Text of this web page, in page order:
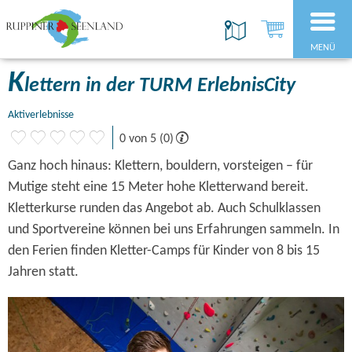
MENÜ
Klettern in der TURM ErlebnisCity
Aktiverlebnisse
0 von 5 (0)
Ganz hoch hinaus: Klettern, bouldern, vorsteigen – für
Mutige steht eine 15 Meter hohe Kletterwand bereit.
Kletterkurse runden das Angebot ab. Auch Schulklassen
und Sportvereine können bei uns Erfahrungen sammeln. In
den Ferien finden Kletter-Camps für Kinder von 8 bis 15
Jahren statt.